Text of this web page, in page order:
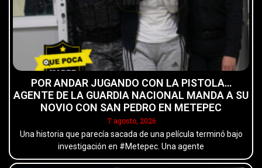
POR ANDAR JUGANDO CON LA PISTOLA…
AGENTE DE LA GUARDIA NACIONAL MANDA A SU
NOVIO CON SAN PEDRO EN METEPEC
7 agosto, 2026
Una historia que parecía sacada de una película terminó bajo
investigación en #Metepec. Una agente